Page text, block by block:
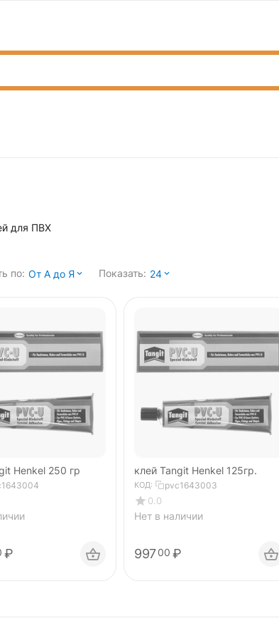
для ПВХ
по: От А до Я Показать: 24
клей Tangit Henkel 250 гр
₽
клей Tangit Henkel 125гр.
КОД: pvc1643003
0.0
Нет в наличии
99700 ₽